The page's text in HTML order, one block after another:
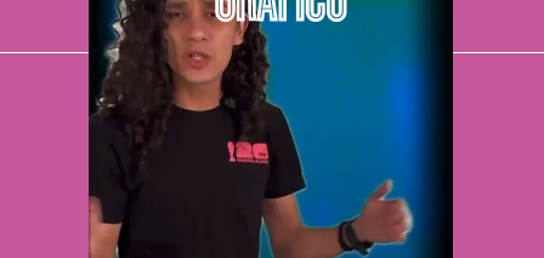
El Universal
Vive USA
Clase